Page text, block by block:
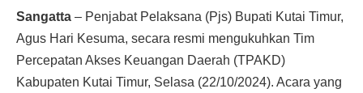
Sangatta – Penjabat Pelaksana (Pjs) Bupati Kutai Timur,
Agus Hari Kesuma, secara resmi mengukuhkan Tim
Percepatan Akses Keuangan Daerah (TPAKD)
Kabupaten Kutai Timur, Selasa (22/10/2024). Acara yang